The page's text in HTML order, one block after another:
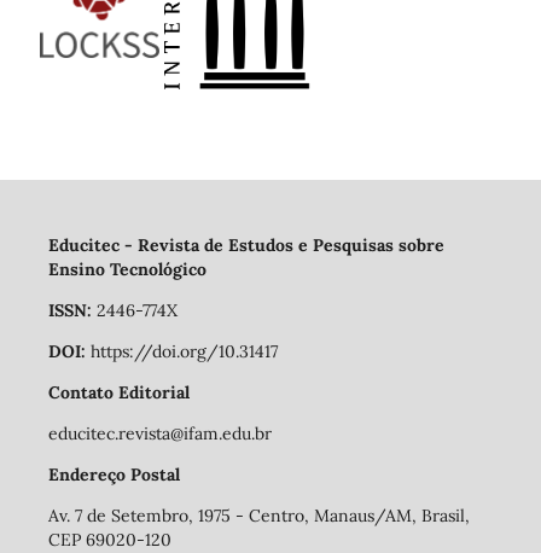
Educitec - Revista de Estudos e Pesquisas sobre
Ensino Tecnológico
ISSN: 2446-774X
DOI: https://doi.org/10.31417
Contato Editorial
educitec.revista@ifam.edu.br
Endereço Postal
Av. 7 de Setembro, 1975 - Centro, Manaus/AM, Brasil,
CEP 69020-120